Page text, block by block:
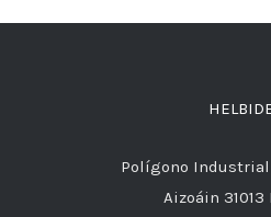
Polígono Industrial
Aizoáin 31013